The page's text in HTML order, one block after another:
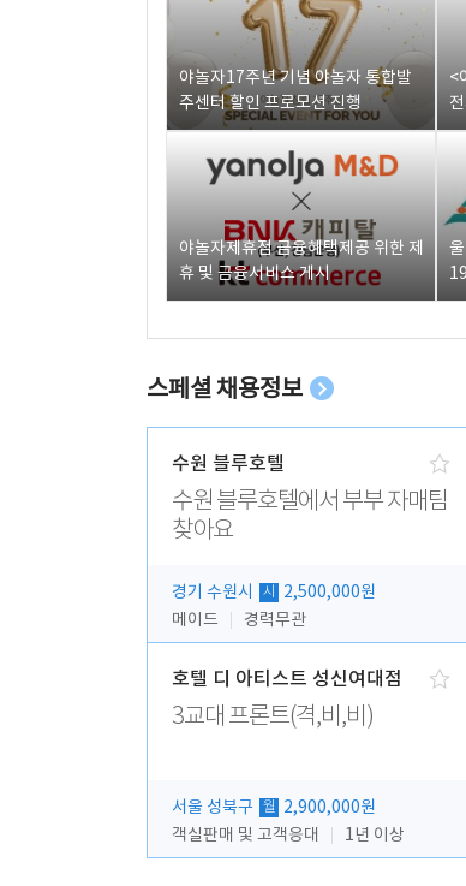
야놀자17주년 기념 야놀자 통합발
주센터 할인 프로모션 진행
<
야놀자제휴점 금융혜택제공 위한 제
휴 및 금융서비스 게시
스페셜 채용정보
수원 블루호텔
수원 블루호텔에서 부부 자매팀
찾아요
경기 수원시 시
2,500,000원
메이드
경력무관
호텔 디 아티스트 성신여대점
3교대 프론트(격,비,비)
서울 성북구 월
2,900,000원
객실판매 및 고객응대
1년 이상